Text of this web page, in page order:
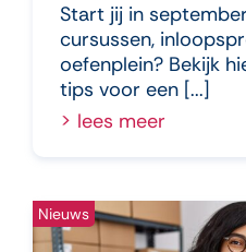
Start jij in
cursussen,
oefenplein? Bekijk
tips voor een [...]
lees meer
Nieuws